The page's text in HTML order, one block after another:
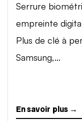
Serrure
empreinte
Plus de clé à
Samsung,...
En savoir plus →